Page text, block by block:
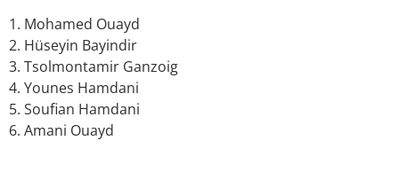
1. Mohamed Ouayd
2. Hüseyin Bayindir
3. Tsolmontamir Ganzoig
4. Younes Hamdani
5. Soufian Hamdani
6. Amani Ouayd